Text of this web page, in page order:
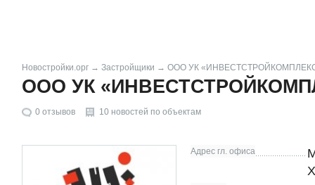
Новостройки.орг → Застройщики → ООО УК
ООО УК
0 отзывов 10 новостей по объектам
Адрес гл. офиса